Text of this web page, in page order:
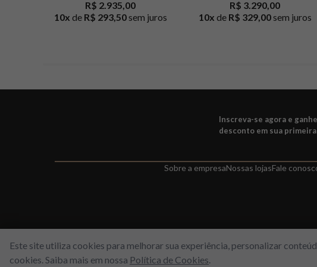
R$ 2.935,00
10x de R$ 293,50sem juros
R$ 3.290,00
10x de R$ 329,00sem juros
Este site utiliza cookies para melhorar sua experiência, personalizar
cookies. Saiba mais em nossa Política de Cookies.
Inscreva-se agora e
desconto em sua
Sobre a empresaNossas lojasFale
WORLD FREE - Max Comercio de Perfumes LTDA | Estrada do Gabinal, 313 – Loja